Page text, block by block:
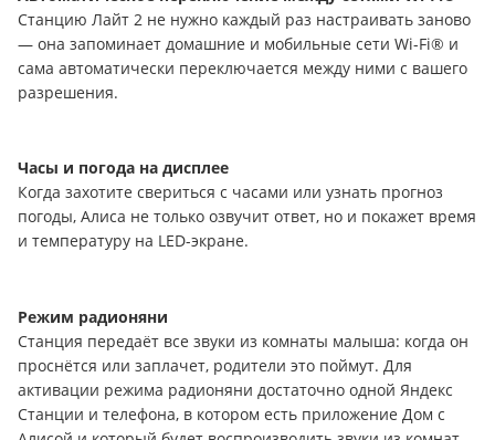
Станцию Лайт 2 не нужно каждый раз настраивать заново
— она запоминает домашние и мобильные сети Wi-Fi® и
сама автоматически переключается между ними с вашего
разрешения.
Часы и погода на дисплее
Когда захотите свериться с часами или узнать прогноз
погоды, Алиса не только озвучит ответ, но и покажет время
и температуру на LED-экране.
Режим радионяни
Станция передаёт все звуки из комнаты малыша: когда он
проснётся или заплачет, родители это поймут. Для
активации режима радионяни достаточно одной Яндекс
Станции и телефона, в котором есть приложение Дом с